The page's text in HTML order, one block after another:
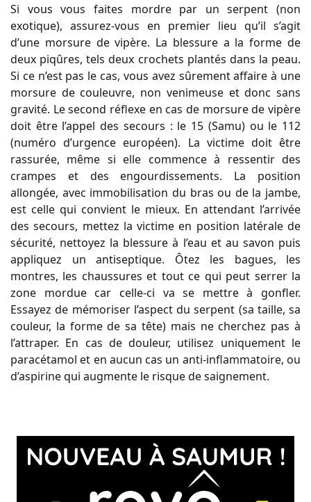
Si vous vous faites mordre par un serpent (non
exotique), assurez-vous en premier lieu qu’il s’agit
d’une morsure de vipère. La blessure a la forme de
deux piqûres, tels deux crochets plantés dans la peau.
Si ce n’est pas le cas, vous avez sûrement affaire à une
morsure de couleuvre, non venimeuse et donc sans
gravité. Le second réflexe en cas de morsure de vipère
doit être l’appel des secours : le 15 (Samu) ou le 112
(numéro d’urgence européen). La victime doit être
rassurée, même si elle commence à ressentir des
crampes et des engourdissements. La position
allongée, avec immobilisation du bras ou de la jambe,
est celle qui convient le mieux. En attendant l’arrivée
des secours, mettez la victime en position latérale de
sécurité, nettoyez la blessure à l’eau et au savon puis
appliquez un antiseptique. Ôtez les bagues, les
montres, les chaussures et tout ce qui peut serrer la
zone mordue car celle-ci va se mettre à gonfler.
Essayez de mémoriser l’aspect du serpent (sa taille, sa
couleur, la forme de sa tête) mais ne cherchez pas à
l’attraper. En cas de douleur, utilisez uniquement le
paracétamol et en aucun cas un anti-inflammatoire, ou
d’aspirine qui augmente le risque de saignement.